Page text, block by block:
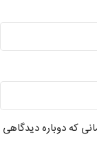
که دوباره دیدگاهی